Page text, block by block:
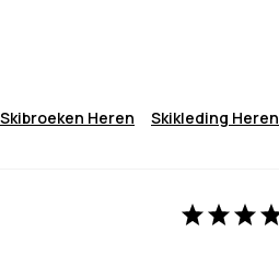
Skibroeken Heren Skikleding Heren